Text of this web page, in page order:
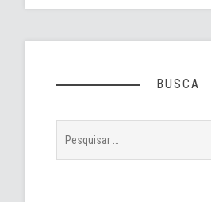
BUSCA